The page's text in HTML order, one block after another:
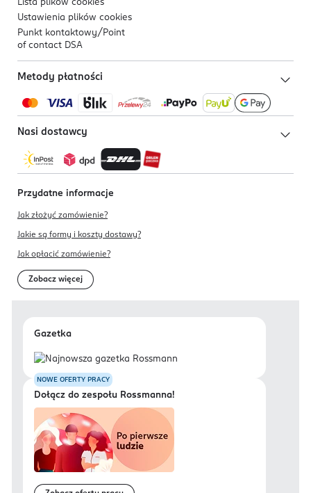
Lista plików cookies
Ustawienia plików cookies
Punkt kontaktowy/ Point
of contact DSA
Metody płatności
Nasi dostawcy
Przydatne informacje
Jak złożyć zamówienie?
Jakie są formy i koszty dostawy?
Jak opłacić zamówienie?
Zobacz więcej
Gazetka
NOWE OFERTY PRACY
Dołącz do zespołu Rossmanna!